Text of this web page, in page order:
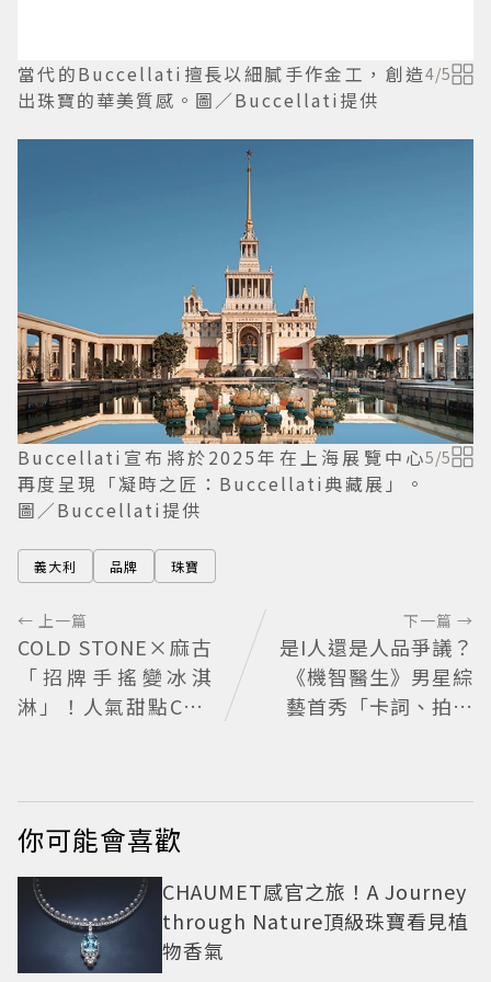
當代的Buccellati擅長以細膩手作金工，創造
出珠寶的華美質感。圖／Buccellati提供
4/5
Buccellati宣布將於2025年在上海展覽中心
再度呈現「凝時之匠：Buccellati典藏展」。
圖／Buccellati提供
5/5
義大利 品牌 珠寶
← 上一篇
COLD STONE×麻古
「招牌手搖變冰淇
淋」！人氣甜點Chiz
下一篇 →
是I人還是人品爭議？
《機智醫生》男星綜
藝首秀「卡詞、拍攝
相
你可能會喜歡
CHAUMET感官之旅！A Journey
through Nature頂級珠寶看見植
物香氣